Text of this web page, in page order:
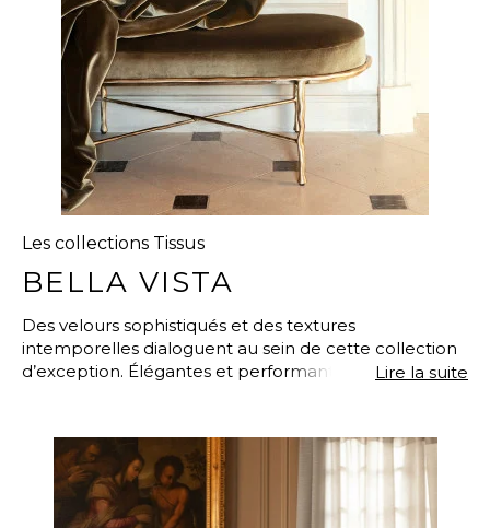
Les collections Tissus
BELLA VISTA
Des velours sophistiqués et des textures
intemporelles dialoguent au sein de cette collection
d’exception. Élégantes et performantes, ces matières
soumises à un usage intensif.
Lire la suite